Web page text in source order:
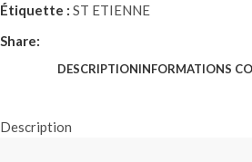
Étiquette : ST ETIENNE
Share:
DESCRIPTIONINFORMATIONS
Description